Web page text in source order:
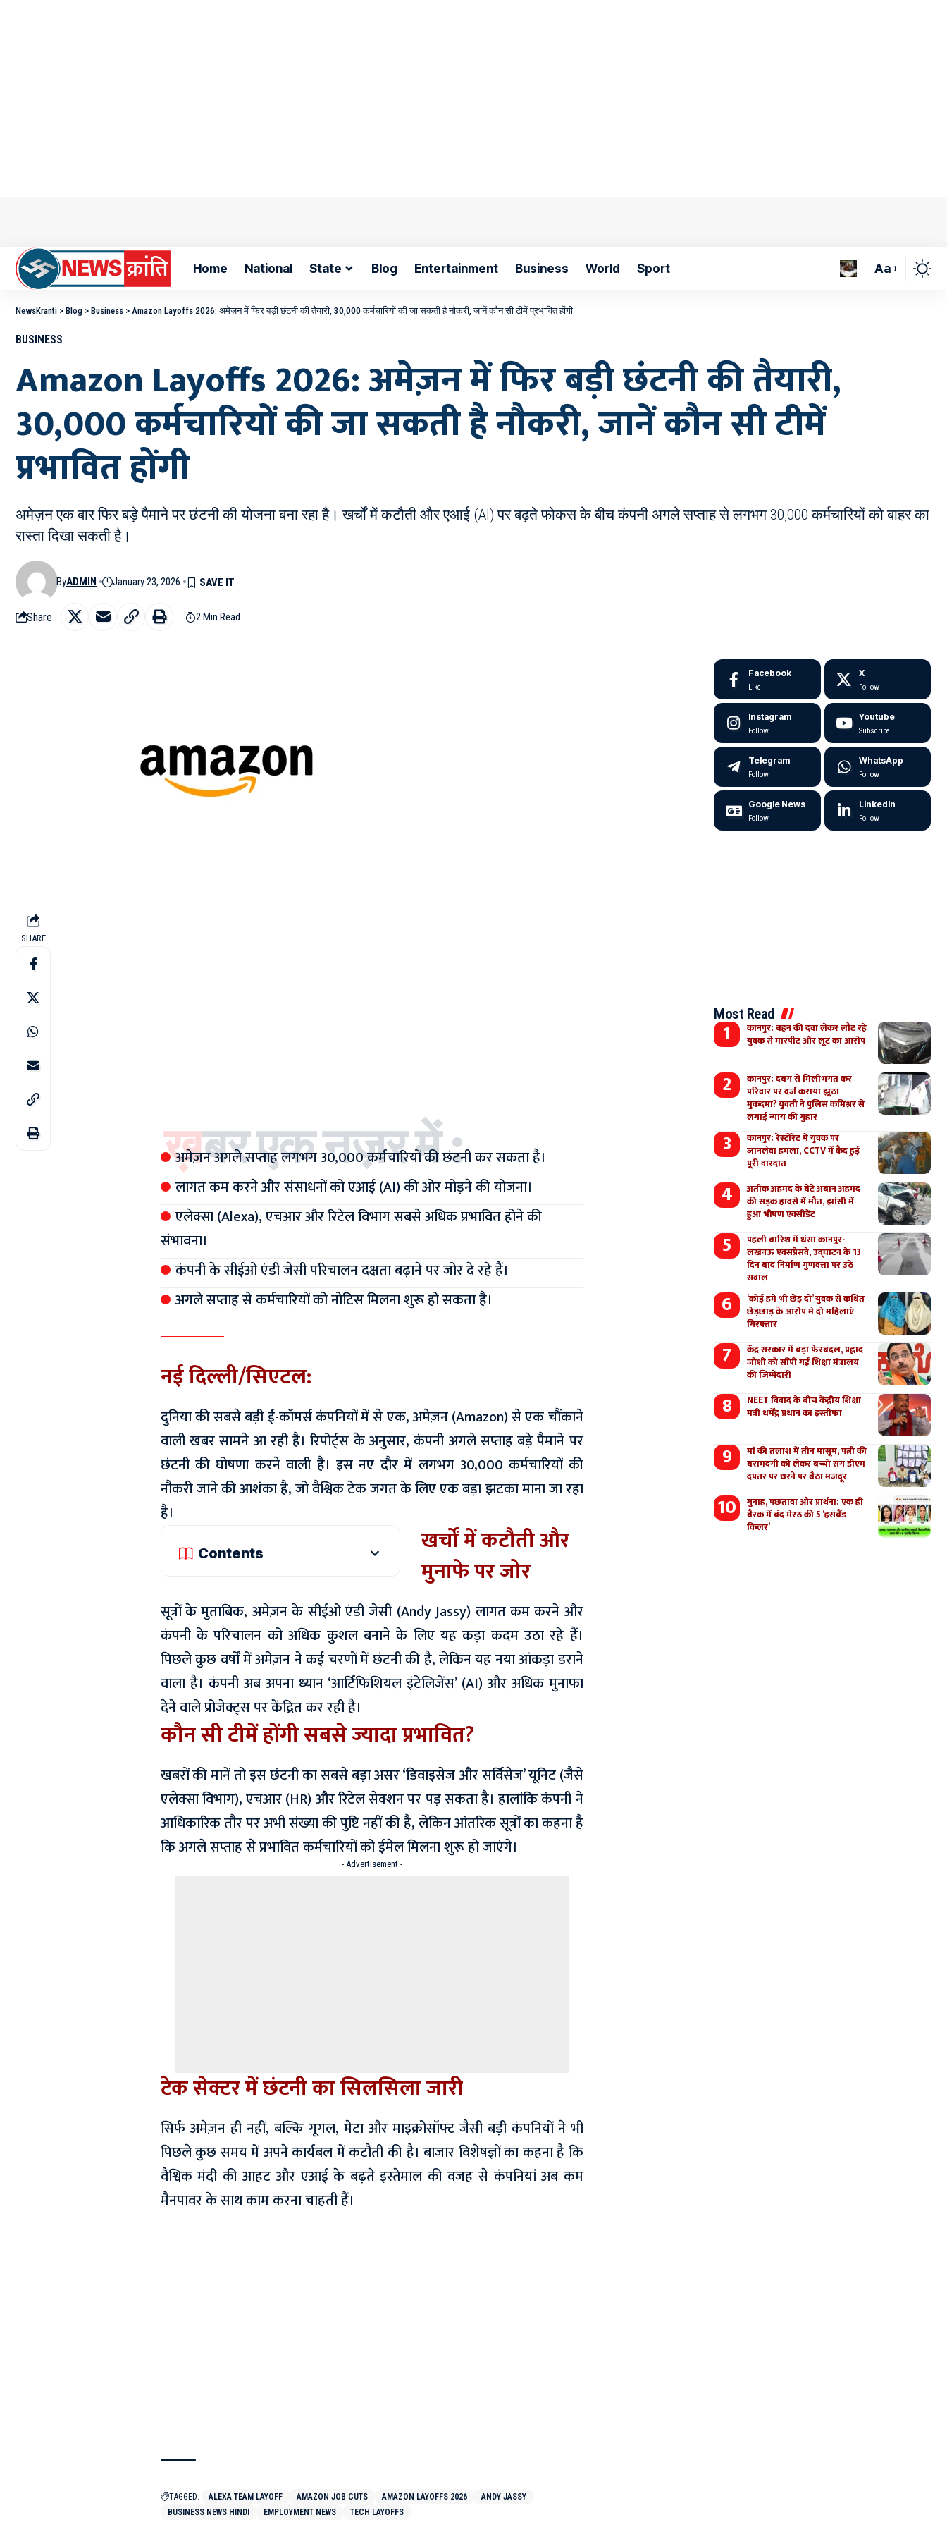
Home National State Blog Entertainment Business World Sport Aa
NewsKranti > Blog > Business > Amazon Layoffs 2026: अमेज़न में फिर बड़ी छंटनी की तैयारी, 30,000 कर्मचारियों की जा सकती है नौकरी, जानें कौन सी टीमें प्रभावित होंगी
BUSINESS
Amazon Layoffs 2026: अमेज़न में फिर बड़ी छंटनी की तैयारी,
30,000 कर्मचारियों की जा सकती है नौकरी, जानें कौन सी टीमें
प्रभावित होंगी
अमेज़न एक बार फिर बड़े पैमाने पर छंटनी की योजना बना रहा है। खर्चों में कटौती और एआई (AI) पर बढ़ते फोकस के बीच कंपनी अगले सप्ताह से लगभग 30,000 कर्मचारियों को बाहर का
रास्ता दिखा सकती है।
ByADMIN January 23, 2026
Share 2 Min Read
SHARE
ख़बर एक नज़र में :
अमेज़न अगले सप्ताह लगभग 30,000 कर्मचारियों की छंटनी कर सकता है।
लागत कम करने और संसाधनों को एआई (AI) की ओर मोड़ने की योजना।
एलेक्सा (Alexa), एचआर और रिटेल विभाग सबसे अधिक प्रभावित होने की
संभावना।
कंपनी के सीईओ एंडी जेसी परिचालन दक्षता बढ़ाने पर जोर दे रहे हैं।
अगले सप्ताह से कर्मचारियों को नोटिस मिलना शुरू हो सकता है।
नई दिल्ली/सिएटल:
दुनिया की सबसे बड़ी ई-कॉमर्स कंपनियों में से एक, अमेज़न (Amazon) से एक चौंकाने
वाली खबर सामने आ रही है। रिपोर्ट्स के अनुसार, कंपनी अगले सप्ताह बड़े पैमाने पर
छंटनी की घोषणा करने वाली है। इस नए दौर में लगभग 30,000 कर्मचारियों की
नौकरी जाने की आशंका है, जो वैश्विक टेक जगत के लिए एक बड़ा झटका माना जा रहा
है।
Contents
खर्चों में कटौती और
मुनाफे पर जोर
सूत्रों के मुताबिक, अमेज़न के सीईओ एंडी जेसी (Andy Jassy) लागत कम करने और
कंपनी के परिचालन को अधिक कुशल बनाने के लिए यह कड़ा कदम उठा रहे हैं।
पिछले कुछ वर्षों में अमेज़न ने कई चरणों में छंटनी की है, लेकिन यह नया आंकड़ा डराने
वाला है। कंपनी अब अपना ध्यान ‘आर्टिफिशियल इंटेलिजेंस’ (AI) और अधिक मुनाफा
देने वाले प्रोजेक्ट्स पर केंद्रित कर रही है।
कौन सी टीमें होंगी सबसे ज्यादा प्रभावित?
खबरों की मानें तो इस छंटनी का सबसे बड़ा असर ‘डिवाइसेज और सर्विसेज’ यूनिट (जैसे
एलेक्सा विभाग), एचआर (HR) और रिटेल सेक्शन पर पड़ सकता है। हालांकि कंपनी ने
आधिकारिक तौर पर अभी संख्या की पुष्टि नहीं की है, लेकिन आंतरिक सूत्रों का कहना है
कि अगले सप्ताह से प्रभावित कर्मचारियों को ईमेल मिलना शुरू हो जाएंगे।
- Advertisement -
टेक सेक्टर में छंटनी का सिलसिला जारी
सिर्फ अमेज़न ही नहीं, बल्कि गूगल, मेटा और माइक्रोसॉफ्ट जैसी बड़ी कंपनियों ने भी
पिछले कुछ समय में अपने कार्यबल में कटौती की है। बाजार विशेषज्ञों का कहना है कि
वैश्विक मंदी की आहट और एआई के बढ़ते इस्तेमाल की वजह से कंपनियां अब कम
मैनपावर के साथ काम करना चाहती हैं।
TAGGED: ALEXA TEAM LAYOFF AMAZON JOB CUTS AMAZON LAYOFFS 2026
ANDY JASSY
BUSINESS NEWS HINDI
EMPLOYMENT NEWS TECH LAYOFFS
Facebook
Like
X
Follow
Instagram
Follow
Youtube
Subscribe
Telegram
Follow
WhatsApp
Follow
Google News
Follow
LinkedIn
Follow
Most Read
कानपुर: बहन की दवा लेकर लौट रहे
युवक से मारपीट और लूट का आरोप
कानपुर: दबंग से मिलीभगत कर
परिवार पर दर्ज कराया झूठा
मुकदमा? युवती ने पुलिस कमिश्नर से
लगाई न्याय की गुहार
कानपुर: रेस्टोरेंट में युवक पर
जानलेवा हमला, CCTV में कैद हुई
पूरी वारदात
अतीक अहमद के बेटे अबान अहमद
की सड़क हादसे में मौत, झांसी में
हुआ भीषण एक्सीडेंट
पहली बारिश में धंसा कानपुर-
लखनऊ एक्सप्रेसवे, उद्घाटन के 13
दिन बाद निर्माण गुणवत्ता पर उठे
सवाल
‘कोई हमें भी छेड़ दो’ युवक से कथित
छेड़छाड़ के आरोप मे दो महिलाएं
गिरफ्तार
केंद्र सरकार में बड़ा फेरबदल, प्रह्लाद
जोशी को सौंपी गई शिक्षा मंत्रालय
की जिम्मेदारी
NEET विवाद के बीच केंद्रीय शिक्षा
मंत्री धर्मेंद्र प्रधान का इस्तीफा
मां की तलाश में तीन मासूम, पत्नी की
बरामदगी को लेकर बच्चों संग डीएम
दफ्तर पर धरने पर बैठा मजदूर
गुनाह, पछतावा और प्रार्थना: एक ही
बैरक में बंद मेरठ की 5 ‘हसबैंड
किलर’